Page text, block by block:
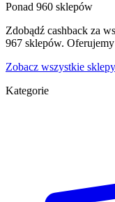
Ponad 960 sklepów
Zdobądź cashback za
967 sklepów.
Zobacz wszystkie sklepy
Kategorie